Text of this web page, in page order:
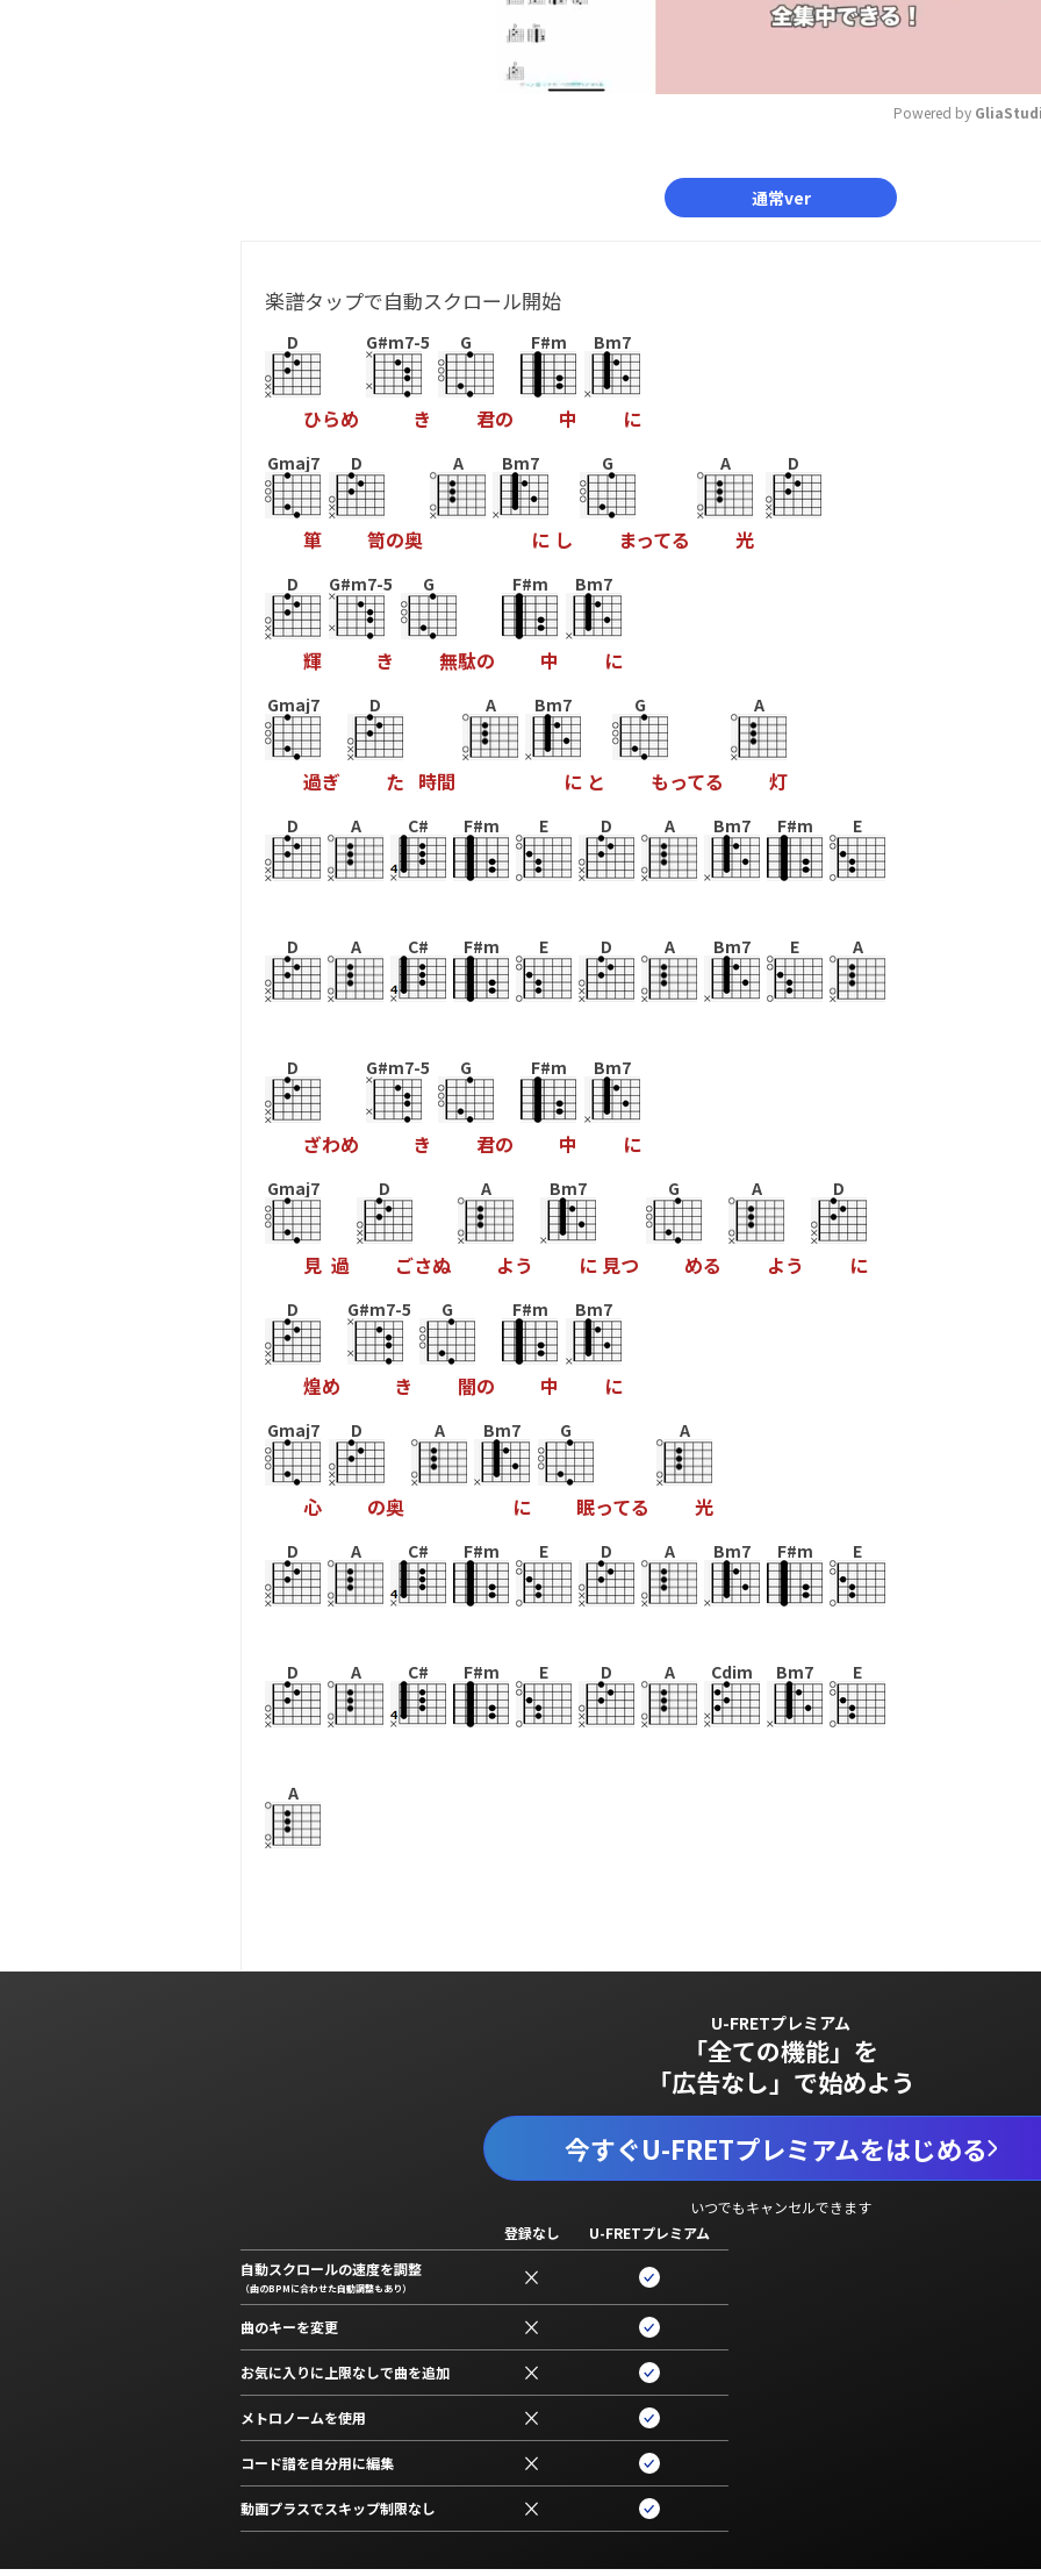
Powered by
通常ver
楽譜タップで自動スクロール開始
D
ひらめ
G#m7-5
き
G
君の
F#m
中
Bm7
に
Gmaj7
箪
D
笥の奥
A Bm7
に し
G
まってる
A
光
D
D
輝
G#m7-5
き
G
無駄の
F#m
中
Bm7
に
Gmaj7
過ぎ
D
た 時間
A Bm7
に と
G
もってる
A
灯
D A C# F#m E D A Bm7 F#m E
D A C# F#m E D A Bm7 E A
D
ざわめ
G#m7-5
き
G
君の
F#m
中
Bm7
に
Gmaj7
見 過
D
ごさぬ
A
よう
Bm7
に 見つ
G
める
A
よう
D
に
D
煌め
G#m7-5
き
G
闇の
F#m
中
Bm7
に
Gmaj7
心
D
の奥
A Bm7
に
G
眠ってる
A
光
D A C# F#m E D A Bm7 F#m E
D A C# F#m E D A Cdim Bm7 E
A
U-FRETプレミアム
「全ての機能」を
「広告なし」で始めよう
今すぐU-FRETプレミアムをはじめる
いつでもキャンセルできます
登録なし
U-FRETプレミアム
自動スクロールの速度を調整
（曲のBPMに合わせた自動調整もあり） ×
曲のキーを変更 ×
お気に入りに上限なしで曲を追加 ×
メトロノームを使用 ×
コード譜を自分用に編集 ×
動画プラスでスキップ制限なし ×